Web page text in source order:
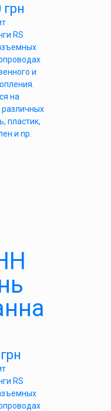
грн
RS
и
на
пластик,
и пр.
грн
RS